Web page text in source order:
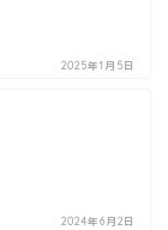
2025年1月5日
2024年6月2日